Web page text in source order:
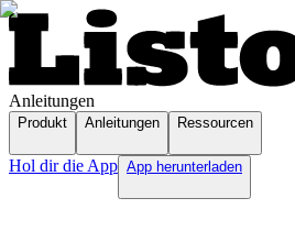
Anleitungen
Produkt Anleitungen Ressourcen
Hol dir die App App herunterladen